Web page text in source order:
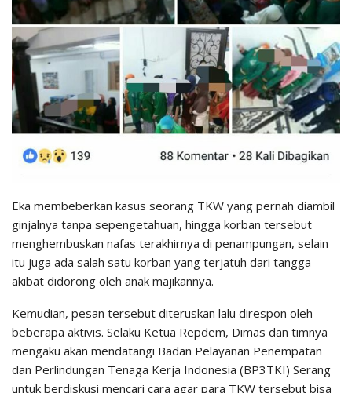
Eka membeberkan kasus seorang TKW yang pernah diambil
ginjalnya tanpa sepengetahuan, hingga korban tersebut
menghembuskan nafas terakhirnya di penampungan, selain
itu juga ada salah satu korban yang terjatuh dari tangga
akibat didorong oleh anak majikannya.
Kemudian, pesan tersebut diteruskan lalu direspon oleh
beberapa aktivis. Selaku Ketua Repdem, Dimas dan timnya
mengaku akan mendatangi Badan Pelayanan Penempatan
dan Perlindungan Tenaga Kerja Indonesia (BP3TKI) Serang
untuk berdiskusi mencari cara agar para TKW tersebut bisa